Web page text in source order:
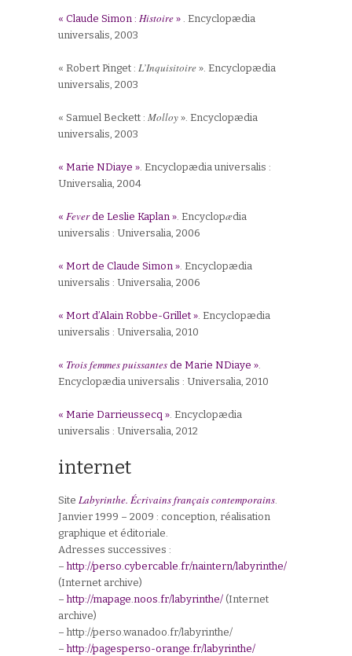
« Claude Simon : Histoire » . Encyclopædia
universalis, 2003
« Robert Pinget : L’Inquisitoire ». Encyclopædia
universalis, 2003
« Samuel Beckett : Molloy ». Encyclopædia
universalis, 2003
« Marie NDiaye » . Encyclopædia universalis :
Universalia, 2004
« Feverde Leslie Kaplan » . Encyclopædia
universalis : Universalia, 2006
« Mort de Claude Simon » . Encyclopædia
universalis : Universalia, 2006
« Mort d’Alain Robbe-Grillet » . Encyclopædia
universalis : Universalia, 2010
« Trois femmes puissantes de Marie NDiaye »
Encyclopædia universalis : Universalia, 2010
« Marie Darrieussecq » . Encyclopædia
universalis : Universalia, 2012
internet
Site Labyrinthe. Écrivains français contemporains
Janvier 1999 – 2009 : conception, réalisation
graphique et éditoriale.
Adresses successives :
–http://perso.cybercable.fr/naintern/labyrinthe/
(Internet archive)
–http://mapage.noos.fr/labyrinthe/ (Internet
archive)
– http://perso.wanadoo.fr/labyrinthe/
–http://pagesperso-orange.fr/labyrinthe/